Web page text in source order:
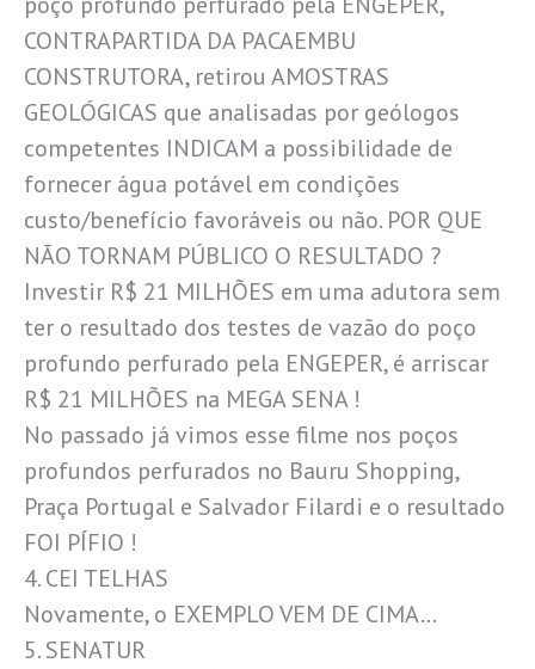
CONTRAPARTIDA DA PACAEMBU
CONSTRUTORA, retirou AMOSTRAS
GEOLÓGICAS que analisadas por geólogos
competentes INDICAM a possibilidade de
fornecer água potável em condições
custo/benefício favoráveis ou não. POR QUE
NÃO TORNAM PÚBLICO O RESULTADO ?
Investir R$ 21 MILHÕES em uma adutora sem
ter o resultado dos testes de vazão do poço
profundo perfurado pela ENGEPER, é arriscar
R$ 21 MILHÕES na MEGA SENA !
No passado já vimos esse filme nos poços
profundos perfurados no Bauru Shopping,
Praça Portugal e Salvador Filardi e o resultado
FOI PÍFIO !
4. CEI TELHAS
Novamente, o EXEMPLO VEM DE CIMA…
5. SENATUR